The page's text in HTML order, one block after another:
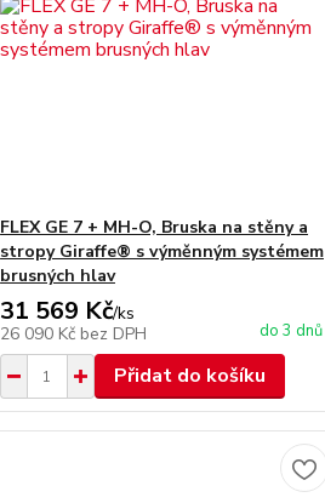
FLEX GE 7 + MH-O, Bruska na stěny a
stropy Giraffe® s výměnným systémem
brusných hlav
31 569 Kč/ks
26 090 Kč bez DPH do 3 dnů
Přidat do košíku